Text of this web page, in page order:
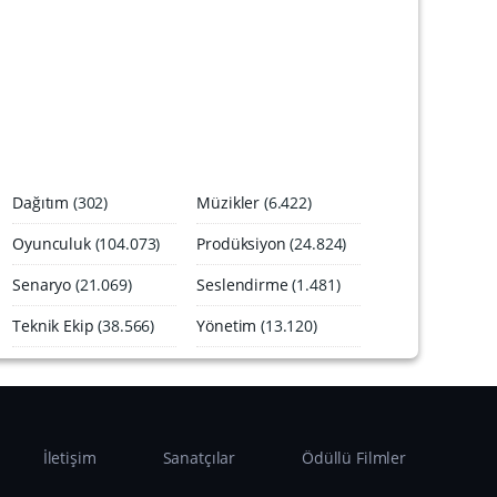
Dağıtım (302) Müzikler (6.422)
Oyunculuk(104.073) Prodüksiyon (24.824)
Senaryo (21.069) Seslendirme(1.481)
Teknik Ekip (38.566) Yönetim (13.120)
İletişim Sanatçılar Ödüllü Filmler